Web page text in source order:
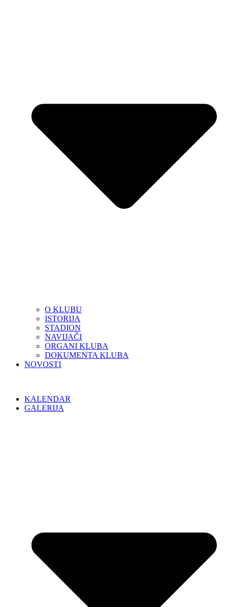
O KLUBU
ISTORIJA
STADION
NAVIJAČI
ORGANI KLUBA
DOKUMENTA KLUBA
NOVOSTI
KALENDAR
GALERIJA